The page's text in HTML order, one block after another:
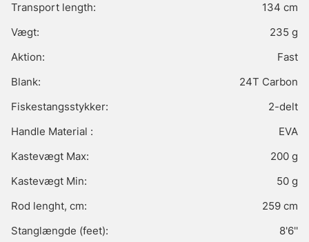
Transport length:
134 cm
Vægt:
235 g
Aktion:
Fast
Blank:
24T Carbon
Fiskestangsstykker:
2-delt
Handle Material :
EVA
Kastevægt Max:
200 g
Kastevægt Min:
50 g
Rod lenght, cm:
259 cm
Stanglængde (feet):
8'6''